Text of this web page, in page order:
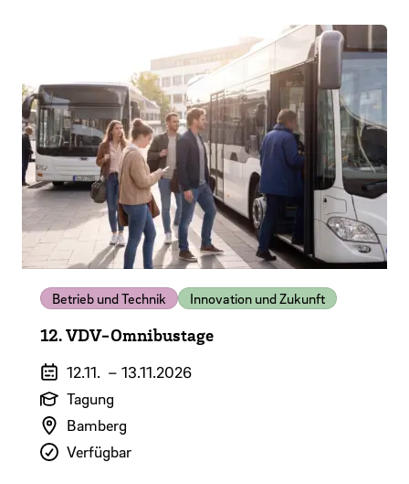
Betrieb und Technik Innovation und Zukunft
12. VDV-Omnibustage
Veranstaltungszeitraum
12.11. – 13.11.2026
Art der Veranstaltung
Tagung
Veranstaltungsort
Bamberg
Verfügbarkeit
Verfügbar